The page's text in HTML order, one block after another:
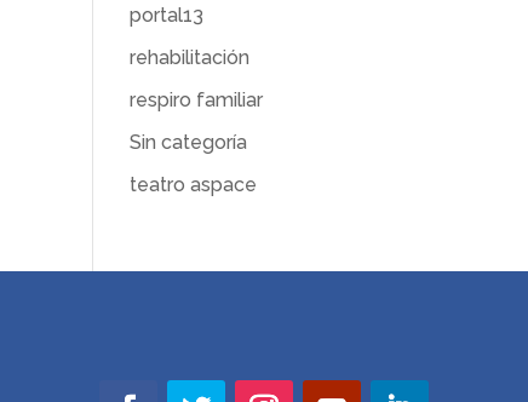
portal13
rehabilitación
respiro familiar
Sin categoría
teatro aspace